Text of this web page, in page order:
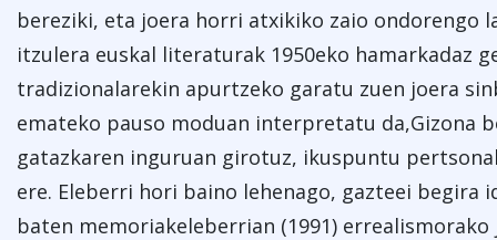
bereziki, eta joera horri atxikiko zaio ondorengo
itzulera euskal literaturak 1950eko hamarkadaz
tradizionalarekin apurtzeko garatu zuen joera
emateko pauso moduan interpretatu da,Gizona
gatazkaren inguruan girotuz, ikuspuntu
ere. Eleberri hori baino lehenago, gazteei begira
baten memoriakeleberrian (1991)